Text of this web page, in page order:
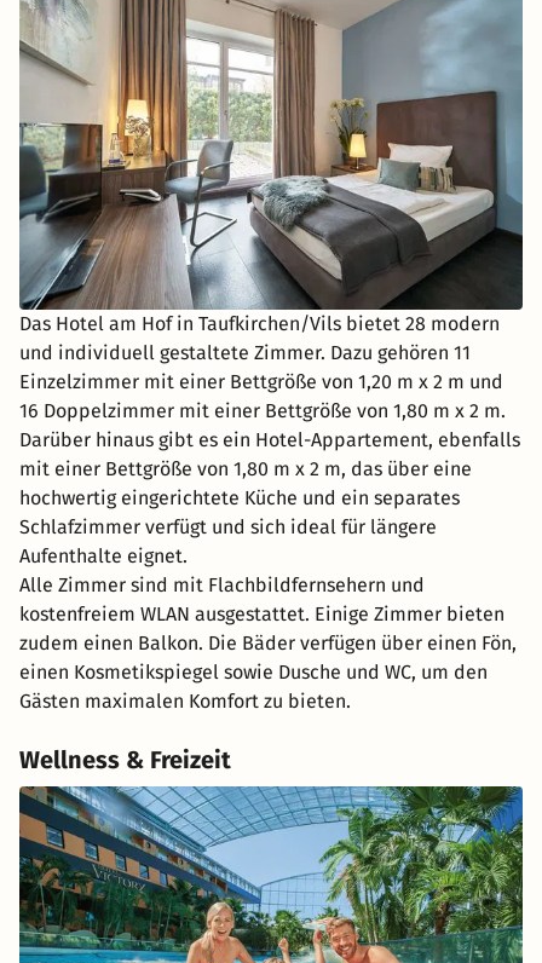
Das Hotel am Hof in Taufkirchen/Vils bietet 28 modern
und individuell gestaltete Zimmer. Dazu gehören 11
Einzelzimmer mit einer Bettgröße von 1,20 m x 2 m und
16 Doppelzimmer mit einer Bettgröße von 1,80 m x 2 m.
Darüber hinaus gibt es ein Hotel-Appartement, ebenfalls
mit einer Bettgröße von 1,80 m x 2 m, das über eine
hochwertig eingerichtete Küche und ein separates
Schlafzimmer verfügt und sich ideal für längere
Aufenthalte eignet.
Alle Zimmer sind mit Flachbildfernsehern und
kostenfreiem WLAN ausgestattet. Einige Zimmer bieten
zudem einen Balkon. Die Bäder verfügen über einen Fön,
einen Kosmetikspiegel sowie Dusche und WC, um den
Gästen maximalen Komfort zu bieten.
Wellness & Freizeit